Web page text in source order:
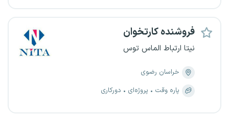
فروشنده کارتخوان
نیتا ارتباط الماس توس
خراسان رضوی
پاره وقت
پروژه‌ای دورکاری